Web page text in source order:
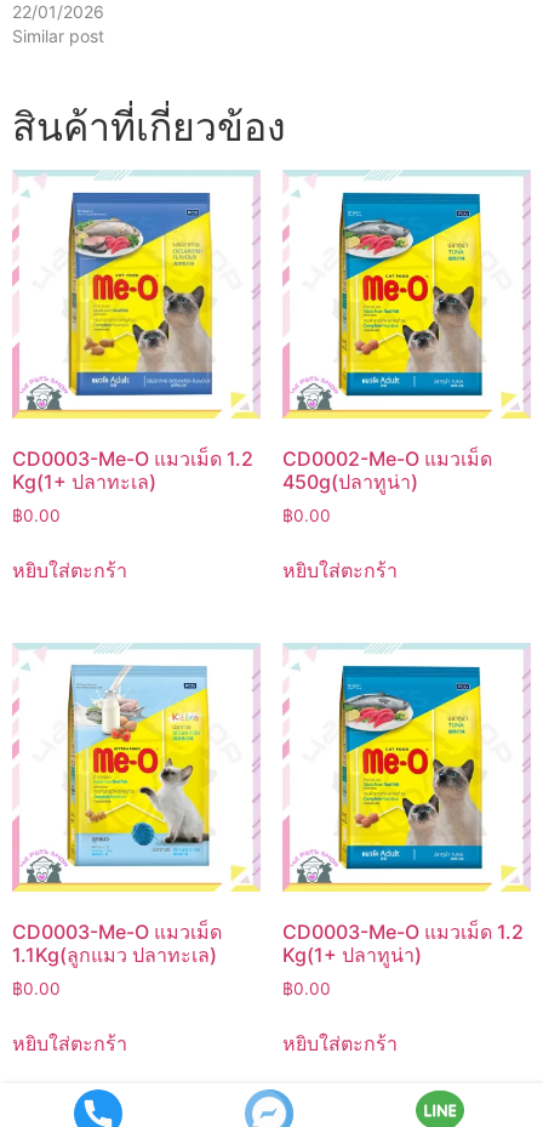
22/01/2026
Similar post
สินค้าที่เกี่ยวข้อง
CD0003-Me-O แมวเม็ด 1.2
Kg(1+ ปลาทะเล)
฿0.00
หยิบใส่ตะกร้า
CD0002-Me-O แมวเม็ด
450g(ปลาทูน่า)
฿0.00
หยิบใส่ตะกร้า
CD0003-Me-O แมวเม็ด
1.1Kg(ลูกแมว ปลาทะเล)
฿0.00
หยิบใส่ตะกร้า
CD0003-Me-O แมวเม็ด 1.2
Kg(1+ ปลาทูน่า)
฿0.00
หยิบใส่ตะกร้า